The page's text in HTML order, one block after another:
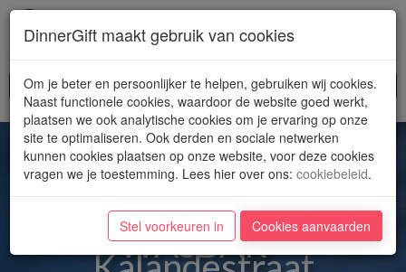
WASBAR -
DinnerGift maakt gebruik van cookies
Om je beter en persoonlijker te helpen, gebruiken wij cookies.
Naast functionele cookies, waardoor de website goed werkt,
plaatsen we ook analytische cookies om je ervaring op onze
site te optimaliseren. Ook derden en sociale netwerken
kunnen cookies plaatsen op onze website, voor deze cookies
vragen we je toestemming. Lees hier over ons: cookiebeleid.
Stel voorkeuren in Cookies aanvaarden